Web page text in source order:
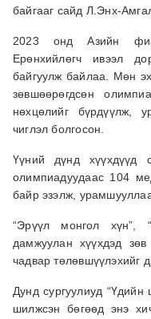
байгааг сайд Л.Энх-
2023 онд Азийн
Ерөнхийлөгч ивээл
байгуулж байлаа. Мөн
зөвшөөрөгдсөн
нөхцөлийг бүрдүүлж,
чиглэл болгосон.
Үүний дүнд хүүхдүүд
олимпиадуудаас 104
байр эзэлж,
“Эрүүл монгол хүн”,
дамжуулан хүүхдэд
чадвар төлөвшүүлэхийг
Дунд сургуулиуд “Үдийн
шилжсэн бөгөөд энэ